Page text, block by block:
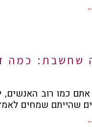
שחשבת: כמה
כמו רוב האנשים,
שהייתם שמחים